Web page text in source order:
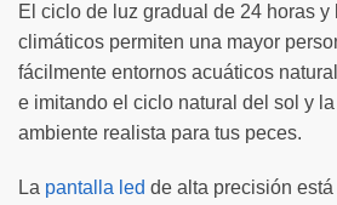
El ciclo de luz gradual de 24 horas
climáticos permiten una mayor
fácilmente entornos acuáticos
e imitando el ciclo natural del sol y
ambiente realista para tus peces.
La pantalla led de alta precisión